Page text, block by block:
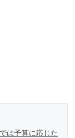
は予算に応じた